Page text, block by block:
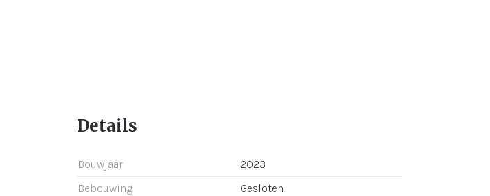
Details
Bouwjaar
2023
Bebouwing
Gesloten